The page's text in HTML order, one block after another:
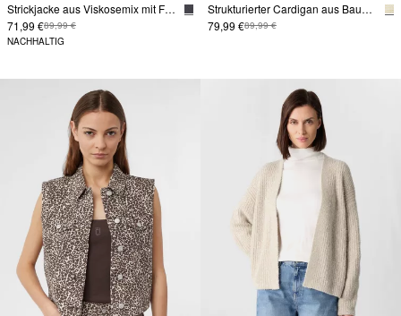
Strickjacke aus Viskosemix mit Fledermausärmeln
71,99 €89,99 €
NACHHALTIG
Strukturierter Cardigan aus Baumwollmix
79,99 €89,99 €